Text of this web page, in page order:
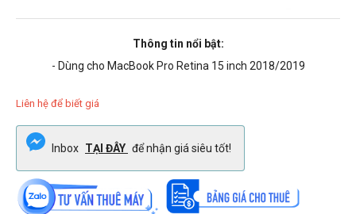
Thông tin nổi bật:
- Dùng cho MacBook Pro Retina 15 inch 2018/2019
Liên hệ để biết giá
Inbox TẠI ĐÂY để nhận giá siêu tốt!